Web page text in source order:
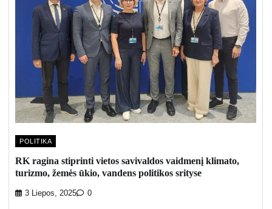
POLITIKA
RK ragina stiprinti vietos savivaldos vaidmenį klimato,
turizmo, žemės ūkio, vandens politikos srityse
3 Liepos, 2025 0